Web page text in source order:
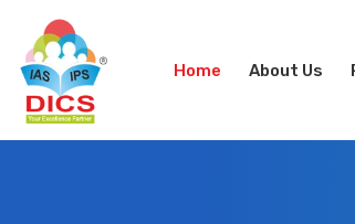
Home About Us